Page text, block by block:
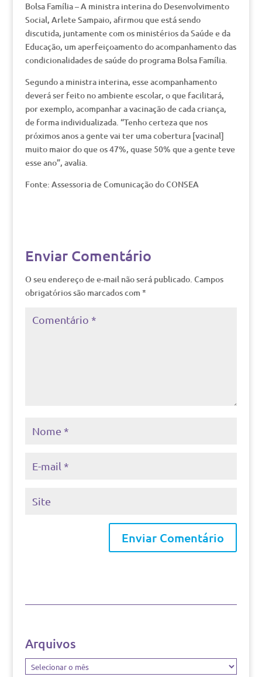
Bolsa Família – A ministra interina do Desenvolvimento
Social, Arlete Sampaio, afirmou que está sendo
discutida, juntamente com os ministérios da Saúde e da
Educação, um aperfeiçoamento do acompanhamento das
condicionalidades de saúde do programa Bolsa Família.
Segundo a ministra interina, esse acompanhamento
deverá ser feito no ambiente escolar, o que facilitará,
por exemplo, acompanhar a vacinação de cada criança,
de forma individualizada. “Tenho certeza que nos
próximos anos a gente vai ter uma cobertura [vacinal]
muito maior do que os 47%, quase 50% que a gente teve
esse ano”, avalia.
Fonte: Assessoria de Comunicação do CONSEA
Enviar Comentário
O seu endereço de e-mail não será publicado. Campos
obrigatórios são marcados com *
Arquivos
Arquivos